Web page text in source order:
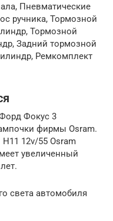
Пневматические
ручника, Тормозной
Тормозной
Задний тормозной
Ремкомплект
Фокус 3
фирмы Osram.
12v/55 Osram
увеличенный
света автомобиля